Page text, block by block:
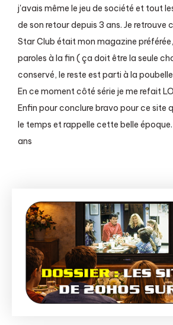
j'avais même le jeu de société et tout
de son retour depuis 3 ans. Je retrouve
Star Club était mon magazine
paroles à la fin ( ça doit être la seule
conservé, le reste est parti à la
En ce moment côté série je me refait
Enfin pour conclure bravo pour ce site
le temps et rappelle cette belle époque.
ans